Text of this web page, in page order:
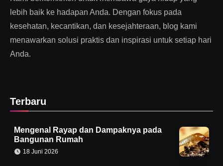
lebih baik ke hadapan Anda. Dengan fokus pada
kesehatan, kecantikan, dan kesejahteraan, blog kami
menawarkan solusi praktis dan inspirasi untuk setiap hari
Anda.
Terbaru
Mengenal Rayap dan Dampaknya pada
Bangunan Rumah
18 Juni 2026